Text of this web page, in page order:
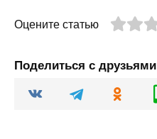
Оцените статью
Поделиться с друзьями